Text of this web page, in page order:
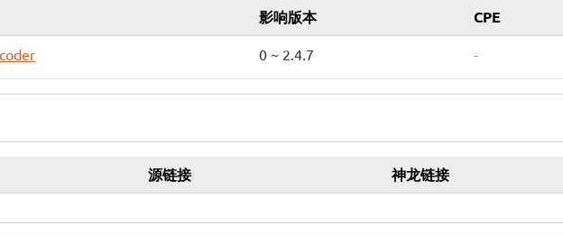
影响版本 CPE
0 ~ 2.4.7 -
源链接 神龙链接